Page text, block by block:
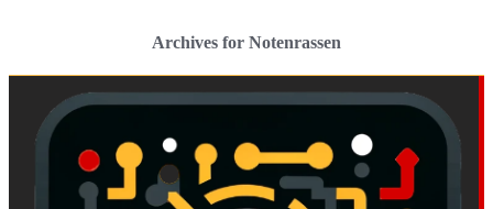
Archives for Notenrassen